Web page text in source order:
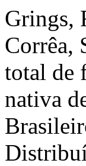
Grings,
Corrêa,
total de
nativa